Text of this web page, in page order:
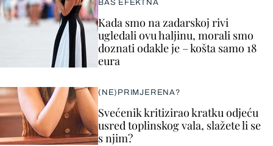
BAŠ EFEKTNA
Kada smo na zadarskoj rivi
ugledali ovu haljinu, morali smo
doznati odakle je – košta samo 18
eura
(NE)PRIMJERENA?
Svećenik kritizirao kratku odjeću
usred toplinskog vala, slažete li se
s njim?